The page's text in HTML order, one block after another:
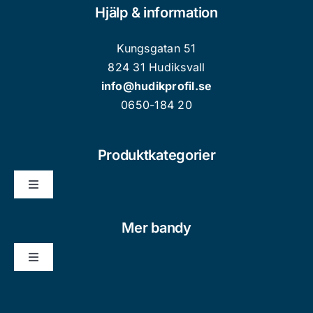
Hjälp & information
Kungsgatan 51
824 31 Hudiksvall
info@hudikprofil.se
0650-184 20
Produktkategorier
Toggle
Mer bandy
Toggle